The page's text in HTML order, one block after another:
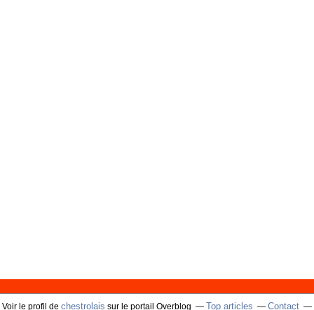
Voir le profil de chestrolais sur le portail Overblog Top articles Contact